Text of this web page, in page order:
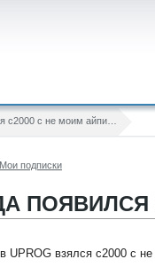
Мои подписки
UPROG взялся с2000 с